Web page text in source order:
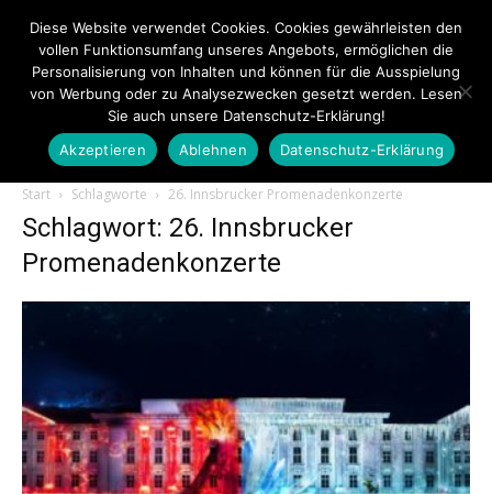
Touristiknews.de
|
und
Start Schlagworte 26. Innsbrucker Promenadenkonzerte
Schlagwort: 26. Innsbrucker
Promenadenkonzerte
Diese Website verwendet Cookies. Cookies gewährleisten den
vollen Funktionsumfang unseres Angebots, ermöglichen die
Personalisierung von Inhalten und können für die Ausspielung
von Werbung oder zu Analysezwecken gesetzt werden. Lesen
Sie auch unsere Datenschutz-Erklärung!
Akzeptieren
Ablehnen Datenschutz-Erklärung